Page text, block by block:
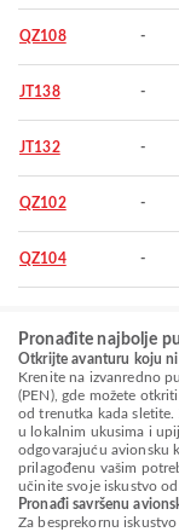
QZ108 -
JT138 -
JT132 -
QZ102 -
QZ104 -
Pronađite najbolje
Otkrijte avanturu koju
Krenite na izvanredno
(PEN), gde možete
od trenutka kada sletite.
u lokalnim ukusima i
odgovarajuću avionsku
prilagođenu vašim
učinite svoje iskustvo
Pronađi savršenu
Za besprekornu